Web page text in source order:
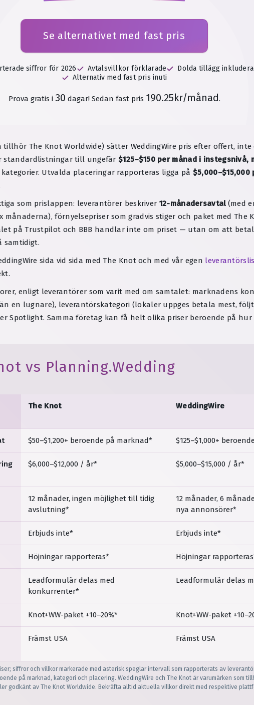
Se alternativet med fast pris
siffror för 2026 Avtalsvillkor förklarade
Dolda tillägg
Alternativ med fast pris inuti
Prova gratis i 30 dagar! Sedan fast pris 190.25kr/månad.
The Knot Worldwide) sätter WeddingWire pris efter offert,
standardlistningar till ungefär$125–$150 per månad i
Utvalda placeringar rapporteras ligga på $5,000–$15,000
som prislappen: leverantörer beskriver 12-månadersavtal(med
förnyelsepriser som gradvis stiger och paket med The
på Trustpilot och BBB handlar inte om priset — utan om att
samtidigt.
sida vid sida med The Knot och med vår egen
enligt leverantörer som varit med om samtalet: marknadens
en lugnare), leverantörskategori (lokaler uppges betala mest,
Spotlight. Samma företag kan få helt olika priser beroende på
vs Planning.Wedding
The Knot WeddingWire
$50–$1,200+ beroende på marknad* $125–$1,000+
$6,000–$12,000 / år* $5,000–$15,000 / år*
12 månader, ingen möjlighet till tidig
avslutning*
12 månader, 6
nya annonsörer*
Erbjuds inte* Erbjuds inte*
Höjningar rapporteras* Höjningar
Leadformulär delas med
konkurrenter*
Leadformulär delas
Knot+WW-paket +10–20%* Knot+WW-paket
Främst USA Främst USA
siffror och villkor markerade med asterisk speglar intervall som rapporterats av
på marknad, kategori och placering. WeddingWire och The Knot är varumärken som
godkänt av The Knot Worldwide. Bekräfta alltid aktuella villkor direkt med respektive